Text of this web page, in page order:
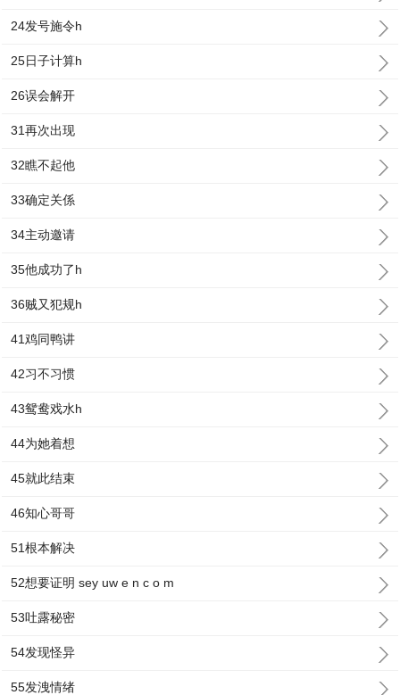
24发号施令h
25日子计算h
26误会解开
31再次出现
32瞧不起他
33确定关係
34主动邀请
35他成功了h
36贼又犯规h
41鸡同鸭讲
42习不习惯
43鸳鸯戏水h
44为她着想
45就此结束
46知心哥哥
51根本解决
52想要证明 sey uw e n c o m
53吐露秘密
54发现怪异
55发洩情绪